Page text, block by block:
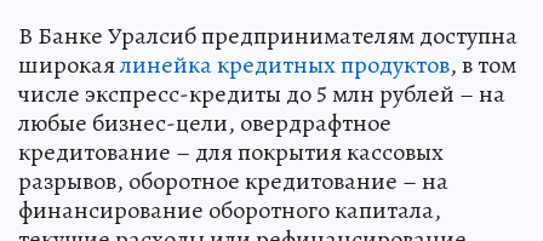
В Банке Уралсиб предпринимателям доступна
широкаялинейка кредитных продуктов, в том
числе экспресс-кредиты до 5 млн рублей – на
любые бизнес-цели, овердрафтное
кредитование – для покрытия кассовых
разрывов, оборотное кредитование – на
финансирование оборотного капитала,